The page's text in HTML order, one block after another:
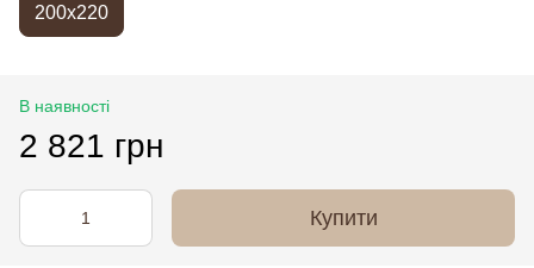
200x220
В наявності
2 821 грн
Купити